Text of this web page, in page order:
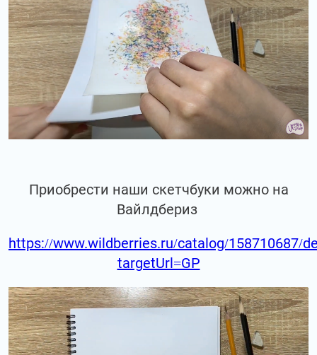
Приобрести наши скетчбуки можно на
Вайлдбериз
https://www.wildberries.ru/catalog/158710687/
targetUrl=GP